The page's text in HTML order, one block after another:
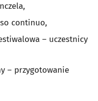
continuo,
– uczestnicy
– przygotowanie